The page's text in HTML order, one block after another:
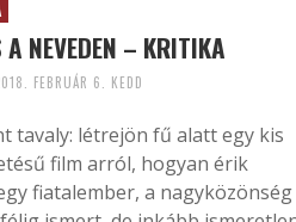
A NEVEDEN – KRITIKA
FEBRUÁR 6. KEDD
tavaly: létrejön fű alatt egy kis
film arról, hogyan érik
fiatalember, a nagyközönség